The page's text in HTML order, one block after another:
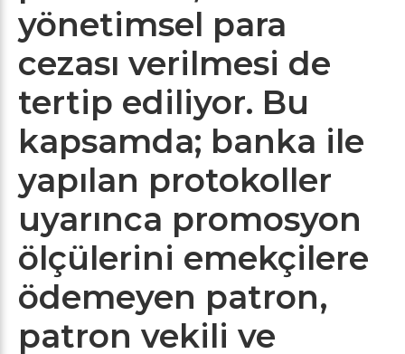
yönetimsel para
cezası verilmesi de
tertip ediliyor. Bu
kapsamda; banka ile
yapılan protokoller
uyarınca promosyon
ölçülerini emekçilere
ödemeyen patron,
patron vekili ve